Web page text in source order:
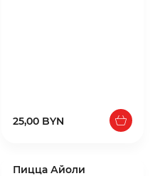
25,00 BYN
Пицца Айоли